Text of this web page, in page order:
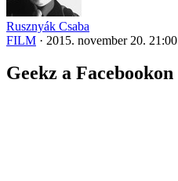
Rusznyák Csaba
FILM · 2015. november 20. 21:00
Geekz a Facebookon